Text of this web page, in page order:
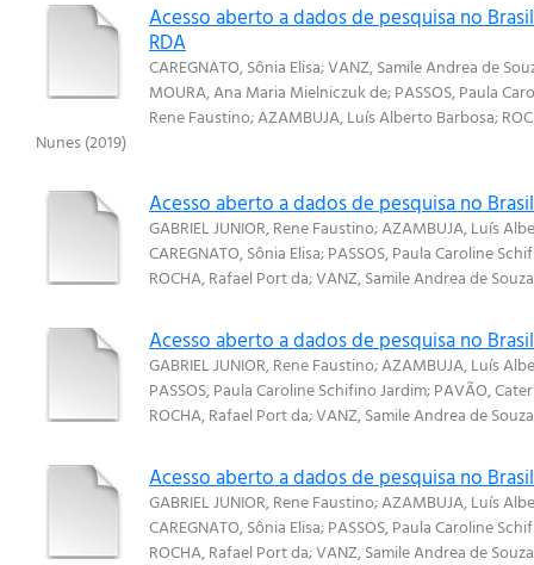
Acesso aberto a dados de pesquisa no
RDA
CAREGNATO, Sônia Elisa;VANZ, Samile Andrea de
MOURA, Ana Maria Mielniczuk de;PASSOS, Paula
Rene Faustino;AZAMBUJA, Luís Alberto Barbosa;
Nunes(2019)
Acesso aberto a dados de pesquisa no
GABRIEL JUNIOR, Rene Faustino;AZAMBUJA, Luís
CAREGNATO, Sônia Elisa;PASSOS, Paula Caroline
ROCHA, Rafael Port da;VANZ, Samile Andrea de Souza
Acesso aberto a dados de pesquisa no
GABRIEL JUNIOR, Rene Faustino;AZAMBUJA, Luís
PASSOS, Paula Caroline Schifino Jardim;PAVÃO,
ROCHA, Rafael Port da;VANZ, Samile Andrea de
Acesso aberto a dados de pesquisa no
GABRIEL JUNIOR, Rene Faustino;AZAMBUJA, Luís
CAREGNATO, Sônia Elisa;PASSOS, Paula Caroline
ROCHA, Rafael Port da;VANZ, Samile Andrea de Souza